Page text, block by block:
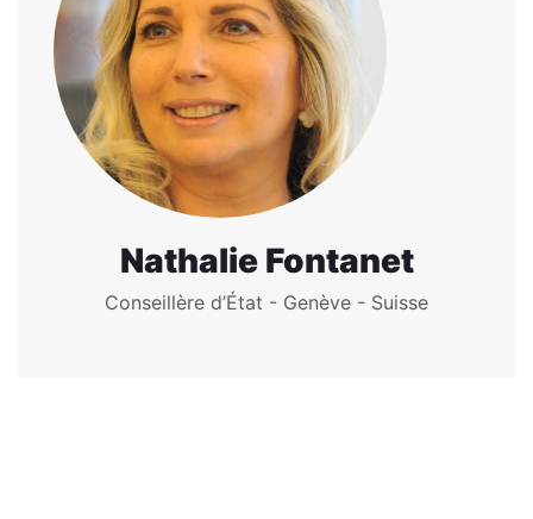
Nathalie Fontanet
Conseillère d’État - Genève - Suisse